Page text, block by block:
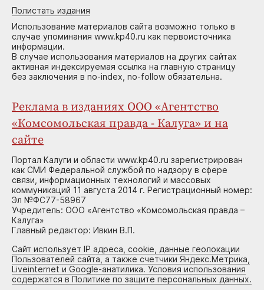
Полистать издания
Использование материалов сайта возможно только в
случае упоминания www.kp40.ru как первоисточника
информации.
В случае использования материалов на других сайтах
активная индексируемая ссылка на главную страницу
без заключения в no-index, no-follow обязательна.
Реклама в изданиях ООО «Агентство
«Комсомольская правда - Калуга» и на
сайте
Портал Калуги и области www.kp40.ru зарегистрирован
как СМИ Федеральной службой по надзору в сфере
связи, информационных технологий и массовых
коммуникаций 11 августа 2014 г. Регистрационный номер:
Эл №ФС77-58967
Учредитель: ООО «Агентство «Комсомольская правда –
Калуга»
Главный редактор: Ивкин В.П.
Сайт использует IP адреса, cookie, данные геолокации
Пользователей сайта, а также счетчики Яндекс.Метрика,
Liveinternet и Google-анатилика. Условия использования
содержатся в Политике по защите персональных данных.